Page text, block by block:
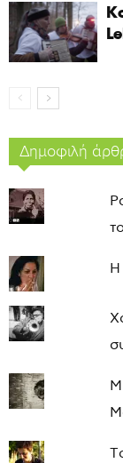
Δημοφιλή
Η